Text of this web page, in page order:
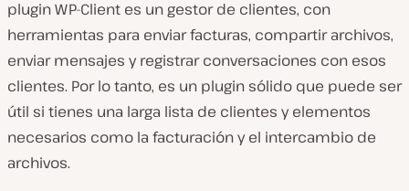
plugin WP-Client es un gestor de clientes, con
herramientas para enviar facturas, compartir archivos,
enviar mensajes y registrar conversaciones con esos
clientes. Por lo tanto, es un plugin sólido que puede ser
útil si tienes una larga lista de clientes y elementos
necesarios como la facturación y el intercambio de
archivos.